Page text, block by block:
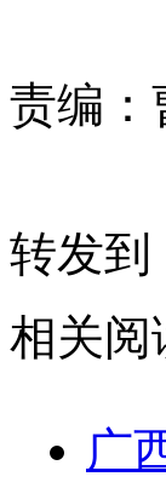
责编：
转发到
相关阅
广